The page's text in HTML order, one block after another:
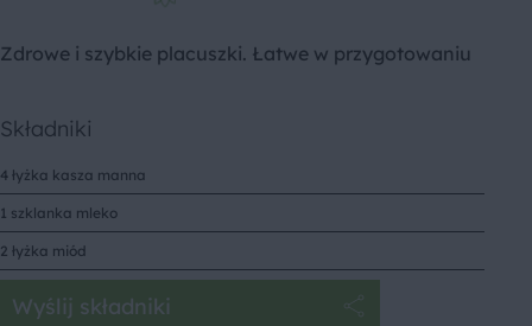
Zdrowe i szybkie placuszki. Łatwe w przygotowaniu
Składniki
4 łyżka kasza manna
1 szklanka mleko
2 łyżka miód
Wyślij składniki